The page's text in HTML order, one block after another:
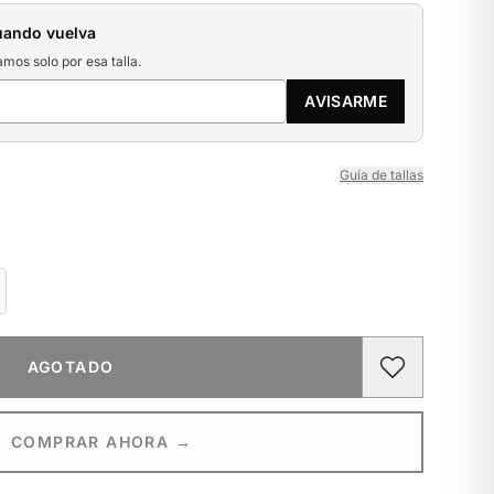
vuelva
solo por esa talla.
AVISARME
Guía de tallas
AGOTADO
COMPRAR AHORA →